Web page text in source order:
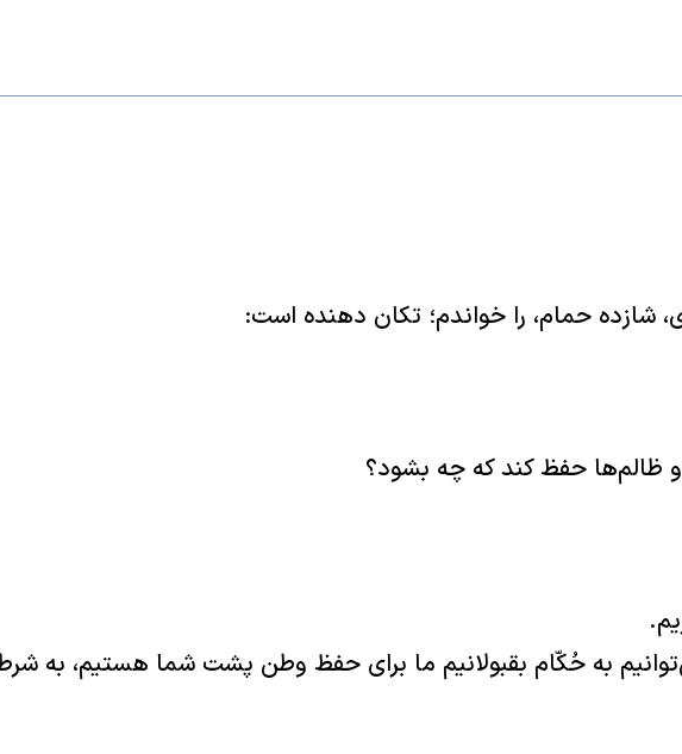
شازده حمام، را خواندم؛ تکان دهنده است:
و ظالم‌ها حفظ کند که چه بشود؟
به حُکّام بقبولانیم ما برای حفظ وطن پشت شما هستیم، به